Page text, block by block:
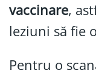
vaccinare,
leziuni să fie
Pentru o